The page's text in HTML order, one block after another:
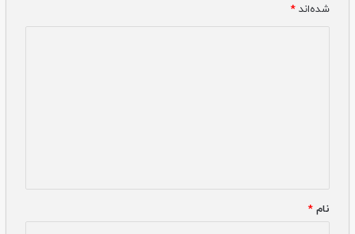
شده‌اند *
نام *